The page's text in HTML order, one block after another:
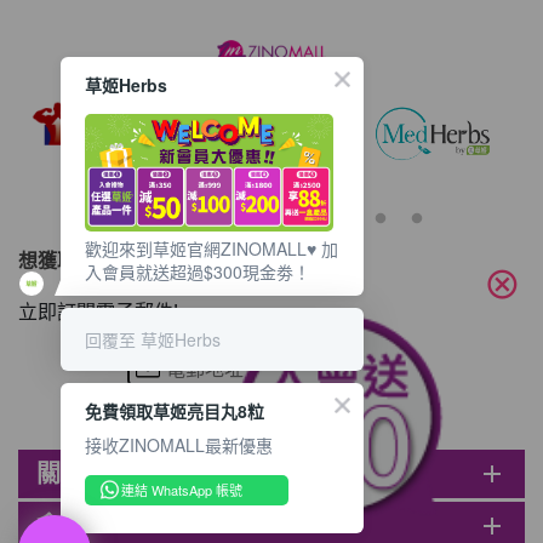
想獲取最新的優惠資訊？
立即訂閱電子郵件!
關於ZINOMALL add
會員 add
cancel
草姬Herbs
歡迎來到草姬官網ZINOMALL♥️ 加
入會員就送超過$300現金劵！
回覆至 草姬Herbs
免費領取草姬亮目丸8粒
接收ZINOMALL最新優惠
連結 WhatsApp 帳號